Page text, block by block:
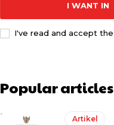
I WANT IN
I've read and accept the
Popular articles
Artikel